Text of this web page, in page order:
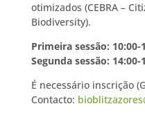
otimizados (CEBRA –
Biodiversity).
Primeira sessão: 10:00-
Segunda sessão: 14:00-
É necessário inscrição
Contacto: